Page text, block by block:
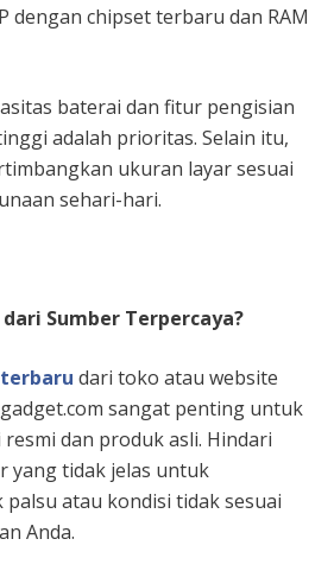
dengan chipset terbaru dan RAM
baterai dan fitur pengisian
adalah prioritas. Selain itu,
ukuran layar sesuai
sehari-hari.
Sumber Terpercaya?
dari toko atau website
sangat penting untuk
dan produk asli. Hindari
yang tidak jelas untuk
atau kondisi tidak sesuai
Anda.